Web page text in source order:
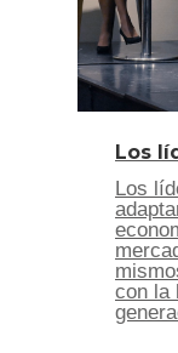
Los
Los
con la